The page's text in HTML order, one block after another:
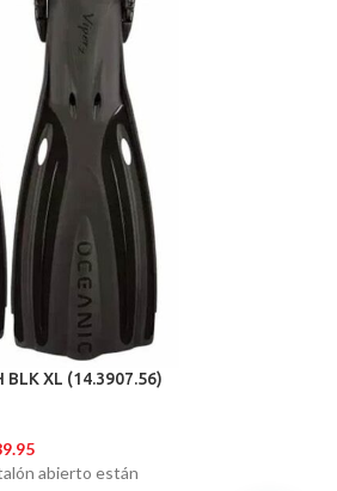
BLK XL (14.3907.56)
abierto están